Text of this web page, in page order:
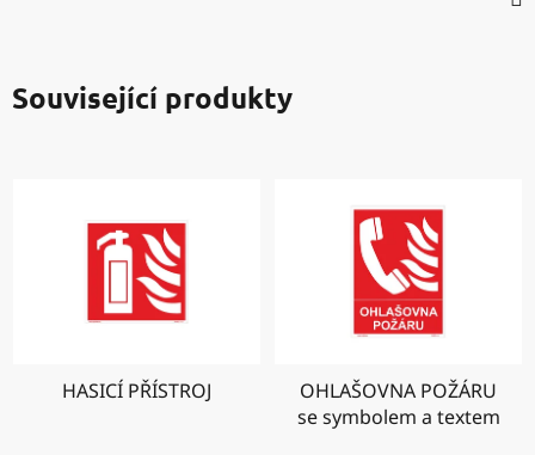
Související produkty
HASICÍ PŘÍSTROJ
OHLAŠOVNA POŽÁRU
se symbolem a textem